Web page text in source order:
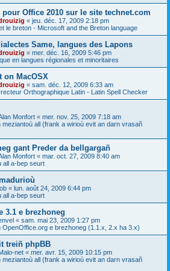
Office 2010 sur le site technet.com
« jeu. déc. 17, 2009 2:18 pm
le breton - Microsoft and the Breton language
Same, langues des Lapons
« mer. déc. 16, 2009 5:46 pm
en langues régionales et minoritaires
on MacOSX
« sam. déc. 12, 2009 6:33 am
Orthographique Latin - Latin Spell Checker
Monfort « mer. nov. 25, 2009 7:18 am
meziantoù all (frank a wirioù evit an darn vrasañ
gant Preder da bellgargañ
Monfort « mar. oct. 27, 2009 8:40 am
all a-bep seurt
« lun. août 24, 2009 6:44 pm
all a-bep seurt
3.1 e brezhoneg
« sam. mai 23, 2009 1:27 pm
OpenOffice.org e brezhoneg (1.1.x, 2.x ha 3.x)
treiñ phpBB
net « mer. avr. 15, 2009 10:15 pm
meziantoù all (frank a wirioù evit an darn vrasañ